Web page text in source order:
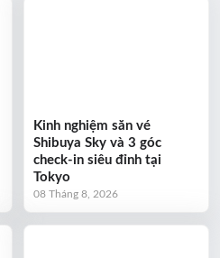
Kinh nghiệm săn vé
Shibuya Sky và 3 góc
check-in siêu đỉnh tại
Tokyo
08 Tháng 8, 2026